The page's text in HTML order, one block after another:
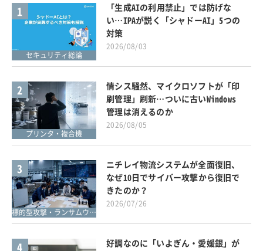
1
セキュリティ総論
「生成AIの利用禁止」では防げな
い…IPAが説く「シャドーAI」5つの
対策
2026/08/03
2
プリンタ・複合機
情シス騒然、マイクロソフトが「印
刷管理」刷新…ついに古いWindows
管理は消えるのか
2026/08/05
3
標的型攻撃・ランサムウェア対策
ニチレイ物流システムが全面復旧、
なぜ10日でサイバー攻撃から復旧で
きたのか？
2026/07/26
4
好調なのに「いよぎん・愛媛銀」が